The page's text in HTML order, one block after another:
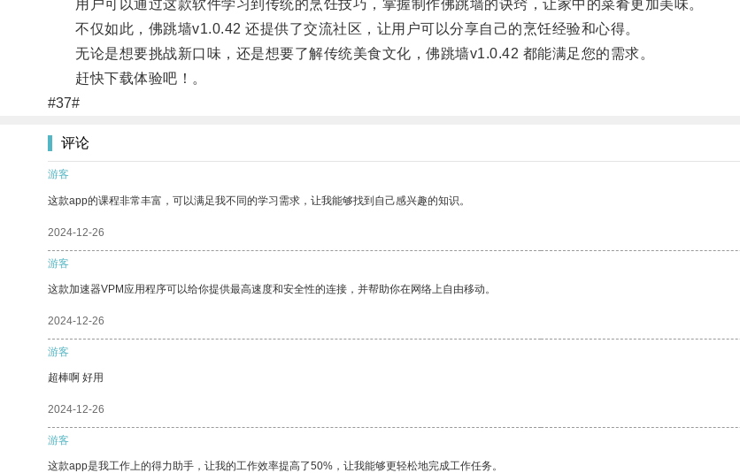
用户可以通过这款软件学习到传统的烹饪技巧，掌握制作佛跳墙的诀窍，让家中的菜肴更加美味。
不仅如此，佛跳墙v1.0.42 还提供了交流社区，让用户可以分享自己的烹饪经验和心得。
无论是想要挑战新口味，还是想要了解传统美食文化，佛跳墙v1.0.42 都能满足您的需求。
赶快下载体验吧！。
#37#
评论
游客
这款app的课程非常丰富，可以满足我不同的学习需求，让我能够找到自己感兴趣的知识。
2024-12-26
游客
这款加速器VPM应用程序可以给你提供最高速度和安全性的连接，并帮助你在网络上自由移动。
2024-12-26
游客
超棒啊 好用
2024-12-26
游客
这款app是我工作上的得力助手，让我的工作效率提高了50%，让我能够更轻松地完成工作任务。